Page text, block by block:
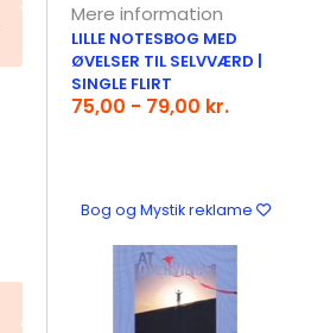
Mere information
LILLE NOTESBOG MED
ØVELSER TIL SELVVÆRD |
SINGLE FLIRT
75,00 - 79,00 kr.
Bog og Mystik reklame